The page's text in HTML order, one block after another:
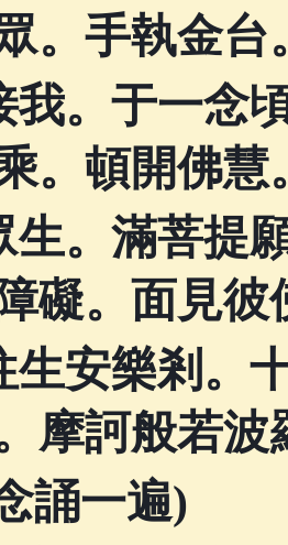
。手執金台
我。于一念
。頓開佛慧
生。滿菩提
礙。面見彼
生安樂剎。
摩訶般若波
誦一遍)